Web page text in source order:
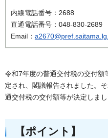
内線電話番号：2688
直通電話番号：048-830-2689
Email：
令和7年度の普通交付税の交付
定され、閣議報告されました。
通交付税の交付額等が決定しま
【ポイント】